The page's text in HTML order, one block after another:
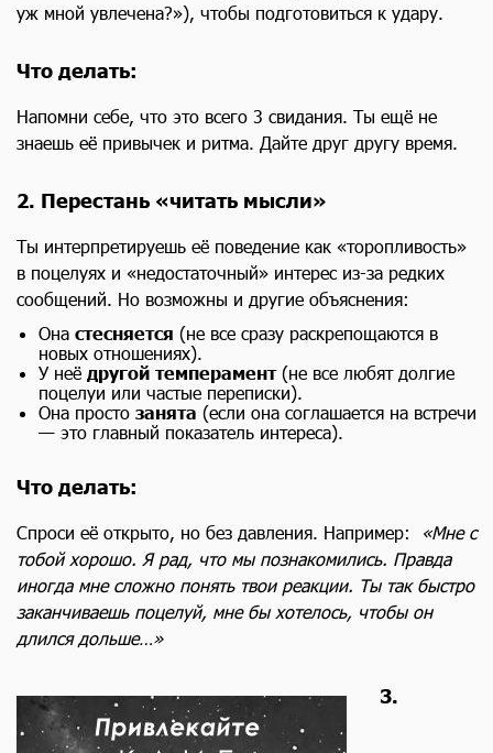
уж мной увлечена?»), чтобы подготовиться к удару.
Что делать:
Напомни себе, что это всего 3 свидания. Ты ещё не
знаешь её привычек и ритма. Дайте друг другу время.
2. Перестань «читать мысли»
Ты интерпретируешь её поведение как «торопливость»
в поцелуях и «недостаточный» интерес из-за редких
сообщений. Но возможны и другие объяснения:
Она стесняется (не все сразу раскрепощаются в
новых отношениях).
У неё другой темперамент(не все любят долгие
поцелуи или частые переписки).
Она просто занята (если она соглашается на встречи
— это главный показатель интереса).
Что делать:
Спроси её открыто, но без давления. Например:
«Мне с
тобой хорошо. Я рад, что мы познакомились. Правда
иногда мне сложно понять твои реакции. Ты так быстро
заканчиваешь поцелуй, мне бы хотелось, чтобы он
длился дольше…»
3.